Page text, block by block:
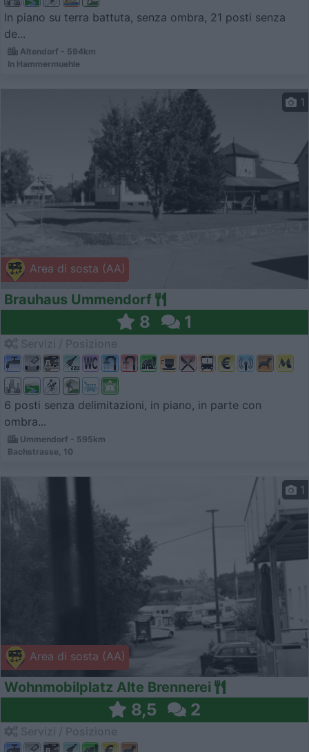
In piano su terra battuta, senza ombra, 21 posti senza
de...
Altendorf - 594km
In Hammermuehle
Area di sosta (AA)
1
Brauhaus Ummendorf
8 1
6 posti senza delimitazioni, in piano, in parte con
ombra...
Ummendorf - 595km
Bachstrasse, 10
Area di sosta (AA)
1
Wohnmobilplatz Alte Brennerei
8,5 2